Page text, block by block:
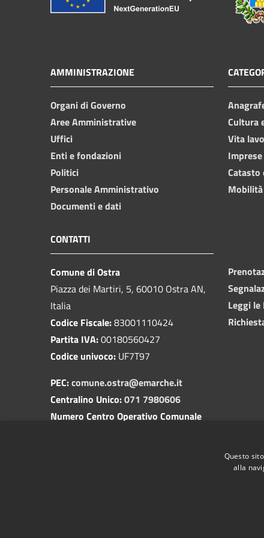
AMMINISTRAZIONE
Organi di Governo
Aree Amministrative
Uffici
Enti e fondazioni
Politici
Personale Amministrativo
Documenti e dati
Cultura
Vita
Catasto
CONTATTI
Comune di Ostra
Piazza dei Martiri, 5, 60010 Ostra AN,
Italia
Codice Fiscale:83001110424
Partita IVA:00180560427
Codice univoco: UF7T97
PEC:comune.ostra@emarche.it
Centralino Unico:071 7980606
Numero Centro Operativo Comunale
Leggi le
Questo
alla